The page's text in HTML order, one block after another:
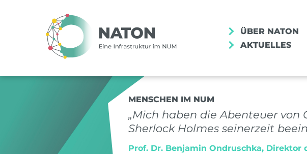
ÜBER NATON
AKTUELLES
„In
MENSCHEN IM NUM
„Mich haben die Abenteuer von
Sherlock Holmes seinerzeit
Prof. Dr. Benjamin Ondruschka, Direktor